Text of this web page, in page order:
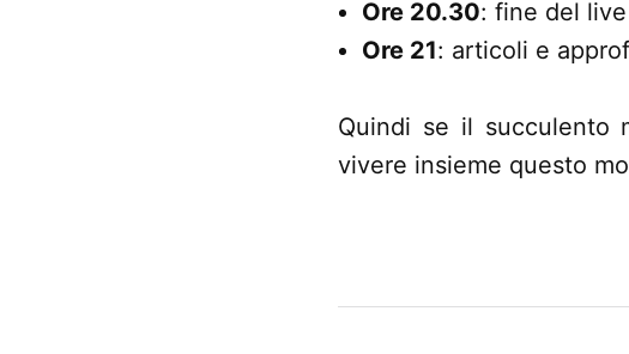
Ore 20.30: fine del
Ore 21: articoli e
Quindi se il succulento
vivere insieme questo